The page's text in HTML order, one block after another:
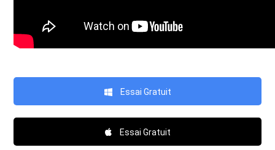
Essai Gratuit
Essai Gratuit